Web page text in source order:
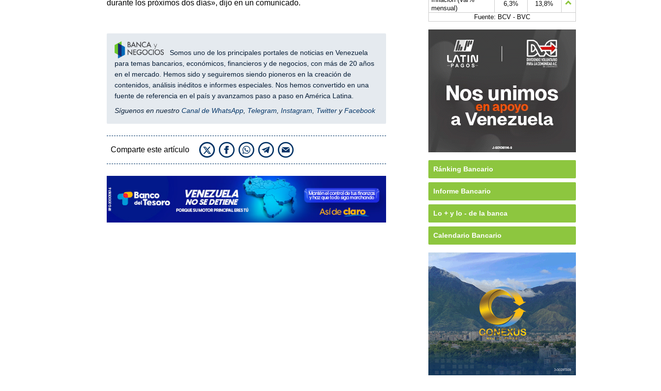
durante los próximos dos días», dijo en un comunicado.
Somos uno de los principales portales de noticias en Venezuela
para temas bancarios, económicos, financieros y de negocios, con más de 20 años
en el mercado. Hemos sido y seguiremos siendo pioneros en la creación de
contenidos, análisis inéditos e informes especiales. Nos hemos convertido en una
fuente de referencia en el país y avanzamos paso a paso en América Latina.
Síguenos en nuestro Canal de WhatsApp, Telegram Instagram TwitteryFacebook
Comparte este artículo
mensual)
6,3%
13,8%
Fuente: BCV - BVC
Ránking Bancario
Informe Bancario
Lo + y lo - de la banca
Calendario Bancario